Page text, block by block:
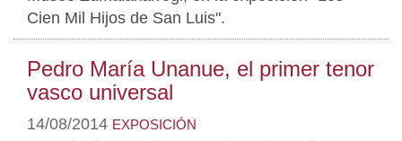
Cien Mil Hijos de San Luis".
Pedro María Unanue, el primer tenor
vasco universal
14/08/2014 EXPOSICIÓN